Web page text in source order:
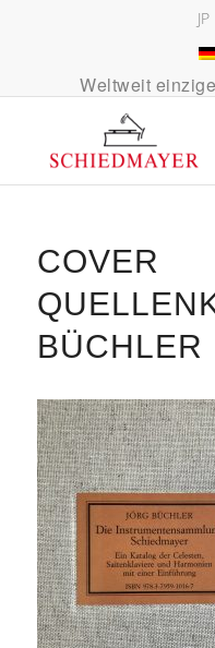
JP
Weltweit
COVER
BÜCHLER